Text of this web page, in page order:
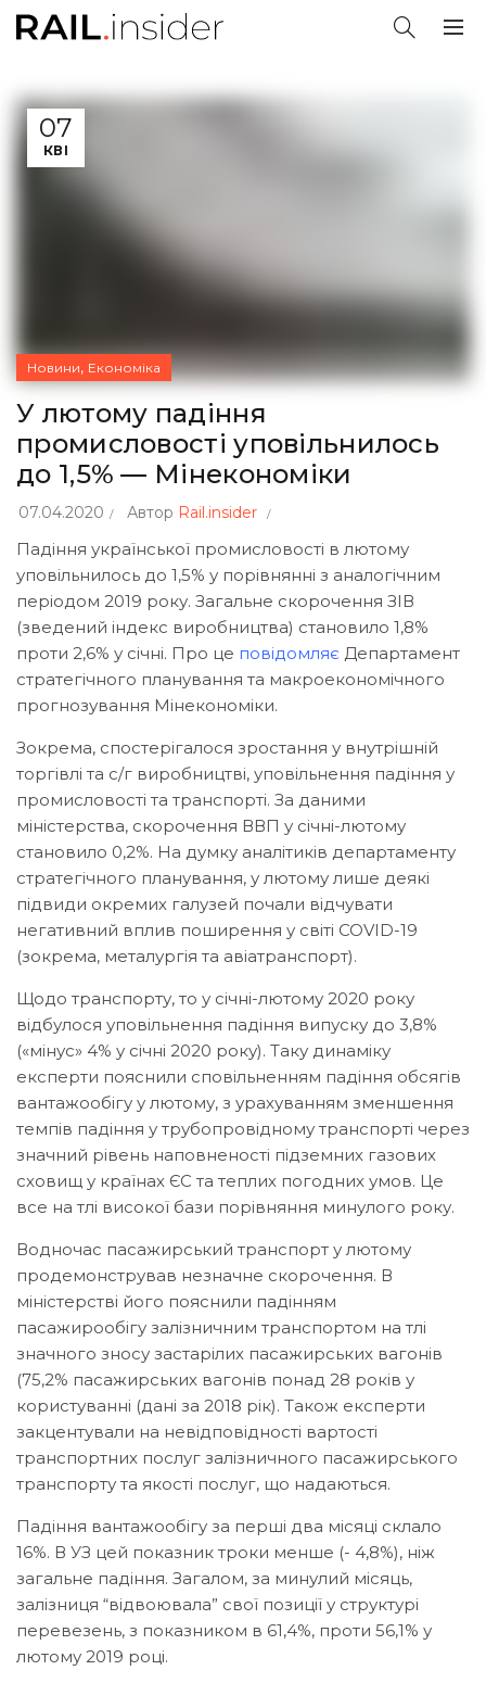
07
КВІ
Новини, Економіка
У лютому падіння
промисловості уповільнилось
до 1,5% — Мінекономіки
07.04.2020 Автор Rail.insider
Падіння української промисловості в лютому
уповільнилось до 1,5% у порівнянні з аналогічним
періодом 2019 року. Загальне скорочення ЗІВ
(зведений індекс виробництва) становило 1,8%
проти 2,6% у січні. Про це повідомляє Департамент
стратегічного планування та макроекономічного
прогнозування Мінекономіки.
Зокрема, спостерігалося зростання у внутрішній
торгівлі та с/г виробництві, уповільнення падіння у
промисловості та транспорті. За даними
міністерства, скорочення ВВП у січні-лютому
становило 0,2%. На думку аналітиків департаменту
стратегічного планування, у лютому лише деякі
підвиди окремих галузей почали відчувати
негативний вплив поширення у світі COVID-19
(зокрема, металургія та авіатранспорт).
Щодо транспорту, то у січні-лютому 2020 року
відбулося уповільнення падіння випуску до 3,8%
(«мінус» 4% у січні 2020 року). Таку динаміку
експерти пояснили сповільненням падіння обсягів
вантажообігу у лютому, з урахуванням зменшення
темпів падіння у трубопровідному транспорті через
значний рівень наповненості підземних газових
сховищ у країнах ЄС та теплих погодних умов. Це
все на тлі високої бази порівняння минулого року.
Водночас пасажирський транспорт у лютому
продемонстрував незначне скорочення. В
міністерстві його пояснили падінням
пасажирообігу залізничним транспортом на тлі
значного зносу застарілих пасажирських вагонів
(75,2% пасажирських вагонів понад 28 років у
користуванні (дані за 2018 рік). Також експерти
закцентували на невідповідності вартості
транспортних послуг залізничного пасажирського
транспорту та якості послуг, що надаються.
Падіння вантажообігу за перші два місяці склало
16%. В УЗ цей показник троки менше (- 4,8%), ніж
загальне падіння. Загалом, за минулий місяць,
залізниця “відвоювала” свої позиції у структурі
перевезень, з показником в 61,4%, проти 56,1% у
лютому 2019 році.